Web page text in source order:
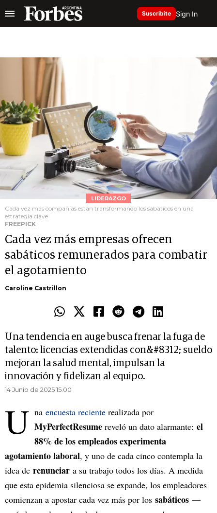
Suscribite Sign In
LIDERAZGO
Cada vez más compañías están transformando los sabáticos en una
estrategia clave
FREEPICK
Cada vez más empresas ofrecen
sabáticos remunerados para combatir
el agotamiento
Caroline Castrillon
Una tendencia en auge busca frenar la fuga de
talento: licencias extendidas con&#8312; sueldo
mejoran la salud mental, impulsan la
innovación y fidelizan al equipo.
14 Junio de 2025 15.00
U na encuesta reciente realizada por
MyPerfectResume reveló un dato alarmante: el
88% de los empleados experimenta
agotamiento laboral, y uno de cada cinco contempla la
idea de renunciar a su trabajo todos los días. A medida
que esta epidemia silenciosa se expande, los empleadores
comienzan a apostar cada vez más por los sabáticos —